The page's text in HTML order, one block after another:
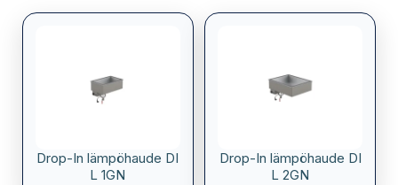
Drop-In lämpöhaude DI
L 1GN
Drop-In lämpöhaude DI
L 2GN